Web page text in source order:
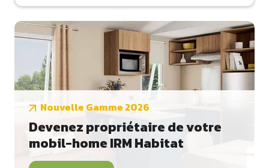
Nouvelle Gamme 2026
Devenez propriétaire de votre
mobil-home IRM Habitat